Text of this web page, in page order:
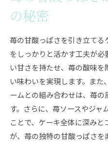
季節を感じる苺ケ
愛知県の苺ケーキ
苺ケーキが教えて
地元愛知の旬を感
苺ケーキで贅沢な
季節限定の苺ケー
愛知県ならではの苺ケ
自分へのご褒美に
の秘密
苺の甘酸っぱさを引き立て
をしっかりと活かす工夫が必
い甘さを持たせ、苺の酸味
い味わいを実現します。また
ームとの組み合わせは、苺
す。さらに、苺ソースやジャ
ことで、ケーキ全体に深み
が、苺の独特の甘酸っぱさ